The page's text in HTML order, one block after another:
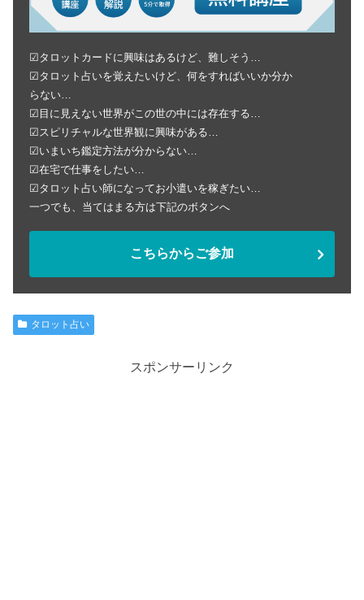
☑タロットカードに興味はあるけど、難しそう…
☑タロット占いを覚えたいけど、何をすればいいか分か
らない…
☑目に見えない世界がこの世の中には存在する…
☑スピリチャルな世界観に興味がある…
☑いまいち鑑定方法が分からない…
☑在宅で仕事をしたい…
☑タロット占い師になってお小遣いを稼ぎたい…
一つでも、当てはまる方は下記のボタンへ
こちらからご参加
タロット占い
スポンサーリンク